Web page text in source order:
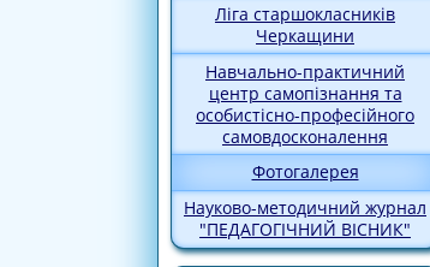
Ліга старшокласників
Черкащини
Навчально-практичний
центр самопізнання та
особистісно-професійного
самовдосконалення
Фотогалерея
Науково-методичний журнал
"ПЕДАГОГІЧНИЙ ВІСНИК"